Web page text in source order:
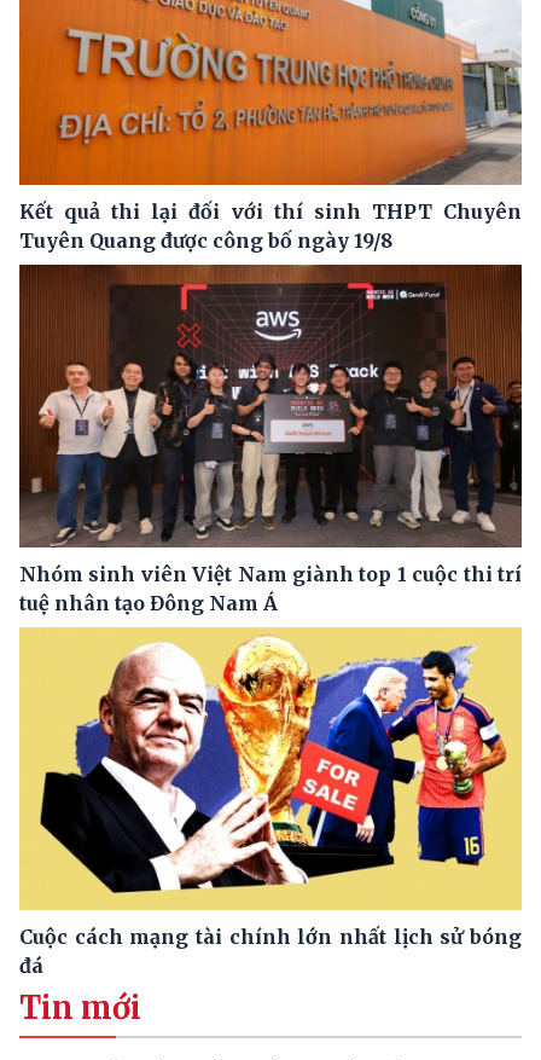
Kết quả thi lại đối với thí sinh THPT Chuyên
Tuyên Quang được công bố ngày 19/8
Nhóm sinh viên Việt Nam giành top 1 cuộc thi trí
tuệ nhân tạo Đông Nam Á
Cuộc cách mạng tài chính lớn nhất lịch sử bóng
đá
Tin mới